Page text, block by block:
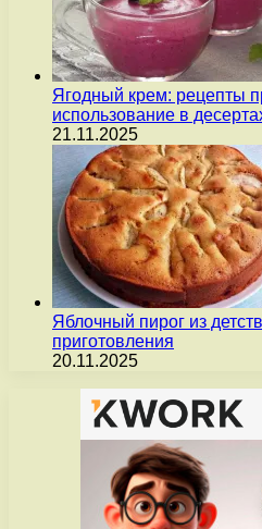
Ягодный крем: рецепты
использование в
21.11.2025
Яблочный пирог из
приготовления
20.11.2025